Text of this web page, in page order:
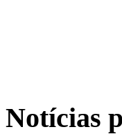
Notícias